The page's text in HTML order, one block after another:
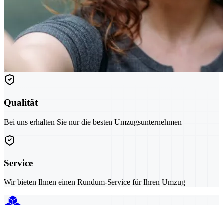
Qualität
Bei uns erhalten Sie nur die besten Umzugsunternehmen
Service
Wir bieten Ihnen einen Rundum-Service für Ihren Umzug